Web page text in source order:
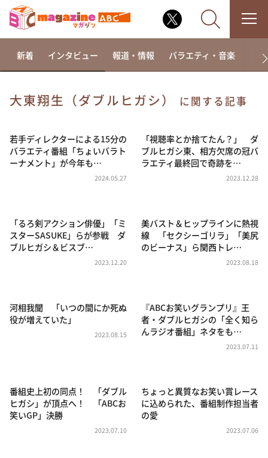
相席食堂
これ余談なんですけど・・・
～人生密着トークバラエティ！～ やすとものいたっ
news おかえり
河合＆A.B.C-Z塚田×福井アナ「なんでやねん！？」
（news おかえり）
朝だ！生です旅サラダ
教えて！ニュースライブ 正義のミカタ
ポツンと一軒家
ザキ山小屋本館
新着 インタビュー 報道・情報 バラエティ・音楽 ド
大東翔生（ダブルヒガシ） に関する記事
若手ディレクターによる15分の
バラエティ番組「ちょいバラト
ーナメント」が今年も…
2024.05.27
「視聴率とか捨てたん？」 ダ
ブルヒガシ東、相方欠席の冠バ
ラエティ最終回で奇跡を…
2023.12.28
「るろ剣アクション俳優」「ミ
スターSASUKE」らが参戦 ダ
ブルヒガシ＆ビスブ…
2023.12.20
美バスト＆ヒップラインに熱視
線 「セクシーゴリラ」「美尻
のビーナス」ら関西トレ…
2023.08.18
河相我聞 「いつの間にか死ぬ
役が増えていた」
2023.08.15
『ABCお笑いグランプリ』王
者・ダブルヒガシの「全く知ら
んラジオ番組」ネタをも…
2023.07.11
番組史上初の同点！ 「ダブル
ヒガシ」が頂点へ！ 「ABCお
笑いGP」決勝
2023.07.10
ちょっと異質なお笑い賞レース
に込められた、番組制作担当者
の愛
2023.07.06